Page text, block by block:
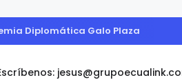
en salud impulsa el desarrollo